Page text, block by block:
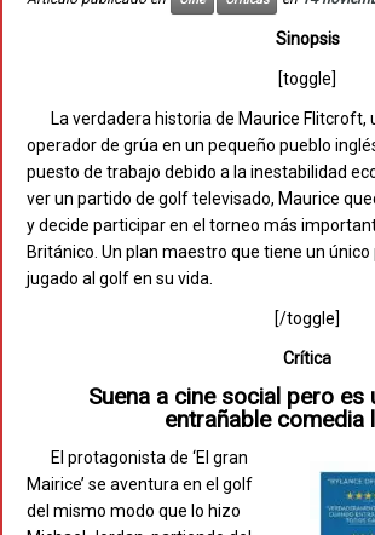
Sinopsis
[toggle]
La verdadera historia de Maurice Flitcroft,
operador de grúa en un pequeño pueblo
puesto de trabajo debido a la inestabilidad
ver un partido de golf televisado, Maurice
y decide participar en el torneo más
Británico. Un plan maestro que tiene un
jugado al golf en su vida.
[/toggle]
Crítica
Suena a cine social pero es
entrañable comedia
El protagonista de ‘El gran
Mairice’ se aventura en el golf
del mismo modo que lo hizo